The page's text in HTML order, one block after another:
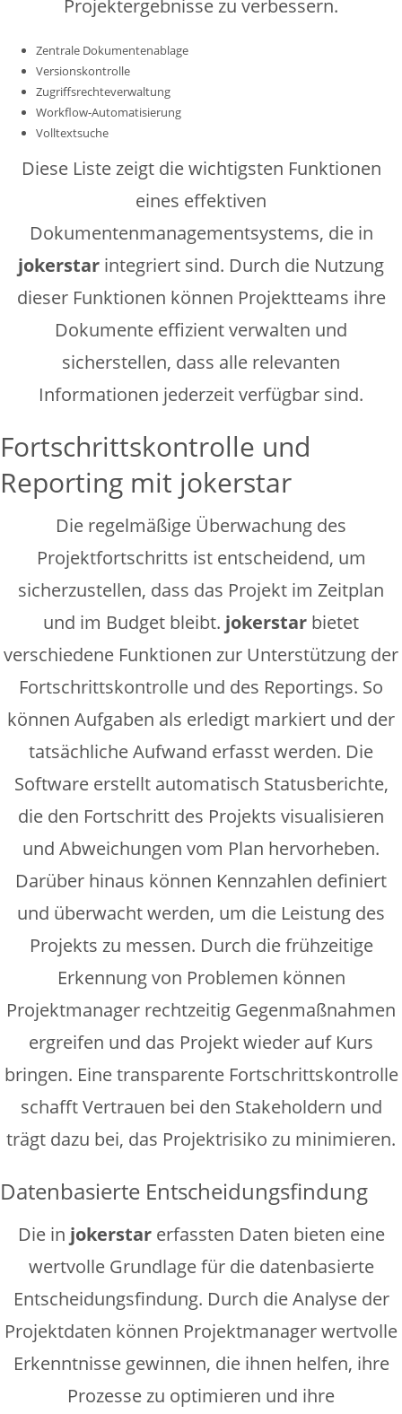
Projektergebnisse zu verbessern.
Zentrale Dokumentenablage
Versionskontrolle
Zugriffsrechteverwaltung
Workflow-Automatisierung
Volltextsuche
Diese Liste zeigt die wichtigsten Funktionen
eines effektiven
Dokumentenmanagementsystems, die in
jokerstar integriert sind. Durch die Nutzung
dieser Funktionen können Projektteams ihre
Dokumente effizient verwalten und
sicherstellen, dass alle relevanten
Informationen jederzeit verfügbar sind.
Fortschrittskontrolle und
Reporting mit jokerstar
Die regelmäßige Überwachung des
Projektfortschritts ist entscheidend, um
sicherzustellen, dass das Projekt im Zeitplan
und im Budget bleibt. jokerstar bietet
verschiedene Funktionen zur Unterstützung der
Fortschrittskontrolle und des Reportings. So
können Aufgaben als erledigt markiert und der
tatsächliche Aufwand erfasst werden. Die
Software erstellt automatisch Statusberichte,
die den Fortschritt des Projekts visualisieren
und Abweichungen vom Plan hervorheben.
Darüber hinaus können Kennzahlen definiert
und überwacht werden, um die Leistung des
Projekts zu messen. Durch die frühzeitige
Erkennung von Problemen können
Projektmanager rechtzeitig Gegenmaßnahmen
ergreifen und das Projekt wieder auf Kurs
bringen. Eine transparente Fortschrittskontrolle
schafft Vertrauen bei den Stakeholdern und
trägt dazu bei, das Projektrisiko zu minimieren.
Datenbasierte Entscheidungsfindung
Die in jokerstarerfassten Daten bieten eine
wertvolle Grundlage für die datenbasierte
Entscheidungsfindung. Durch die Analyse der
Projektdaten können Projektmanager wertvolle
Erkenntnisse gewinnen, die ihnen helfen, ihre
Prozesse zu optimieren und ihre